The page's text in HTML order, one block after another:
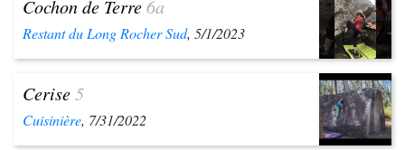
Cochon de Terre6a
Restant du Long Rocher Sud, 5/1/2023
Cerise5
Cuisinière, 7/31/2022